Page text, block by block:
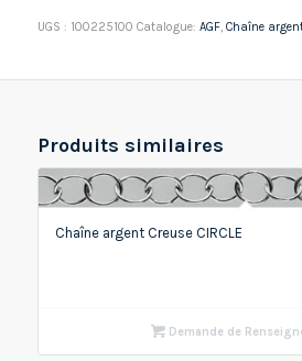
UGS : 100225100 Catalogue: AGF, Chaîne
Produits similaires
Chaîne argent Creuse CIRCLE
Demande de